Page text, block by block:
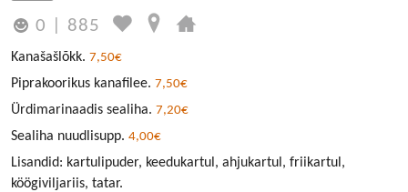
0 885
Kanašašlõkk. 7,50€
Piprakoorikus kanafilee. 7,50€
Ürdimarinaadis sealiha. 7,20€
Sealiha nuudlisupp. 4,00€
Lisandid: kartulipuder, keedukartul, ahjukartul, friikartul,
köögiviljariis, tatar.